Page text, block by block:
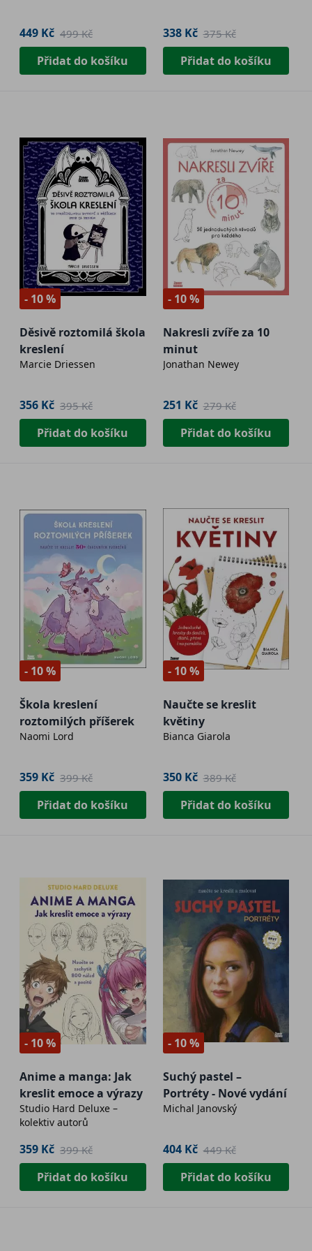
449 Kč 499 Kč
Přidat do košíku
338 Kč 375 Kč
Přidat do košíku
- 10 %
Děsivě roztomilá škola
kreslení
Marcie Driessen
356 Kč 395 Kč
Přidat do košíku
- 10 %
Nakresli zvíře za 10
minut
Jonathan Newey
251 Kč 279 Kč
Přidat do košíku
- 10 %
Škola kreslení
roztomilých příšerek
Naomi Lord
359 Kč 399 Kč
Přidat do košíku
- 10 %
Naučte se kreslit
květiny
Bianca Giarola
350 Kč 389 Kč
Přidat do košíku
- 10 %
Anime a manga: Jak
kreslit emoce a výrazy
Studio Hard Deluxe –
kolektiv autorů
359 Kč 399 Kč
Přidat do košíku
- 10 %
Suchý pastel –
Portréty - Nové vydání
Michal Janovský
404 Kč 449 Kč
Přidat do košíku